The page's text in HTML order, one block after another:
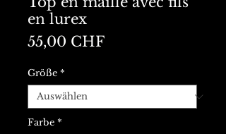
en lurex
55,00 CHFPreis
Größe *
Farbe *